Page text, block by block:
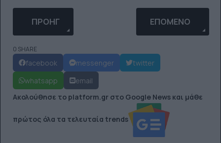
ΠΡΟΗΓΟΎΜΕΝΟ ΆΡΘΡΟ: ΌΤΑΝ Η ΕΠΙΣΤΡΟΦΉ ΤΟΥ
ΠΡΟΗΓ ΕΠΌΜΕΝΟ ΆΡΘΡΟ:
ΕΠΌΜΕΝΟ
0 SHARE
facebook messenger
twitter
whatsapp
email
Ακολούθησε το platform.gr στο Google News και μάθε
πρώτος όλα τα τελευταία trends